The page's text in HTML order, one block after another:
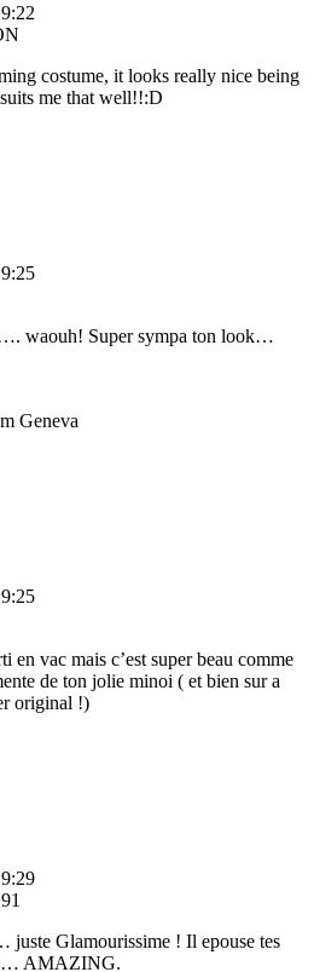
9:22
costume, it looks really nice being
me that well!!:D
9:25
waouh! Super sympa ton look…
Geneva
9:25
en vac mais c’est super beau comme
de ton jolie minoi ( et bien sur a
original !)
9:29
juste Glamourissime ! Il epouse tes
… AMAZING.